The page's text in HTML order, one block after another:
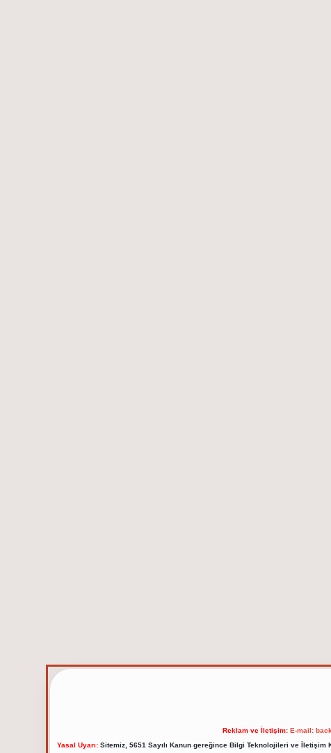
Reklam ve İletişim: E-mail:
Yasal Uyarı:Sitemiz, 5651 Sayılı Kanun gereğince Bilgi Teknolojileri ve İletişim